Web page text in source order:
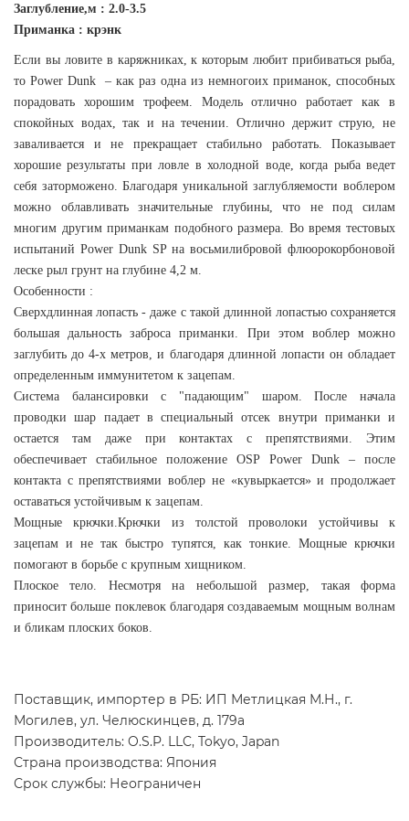
Заглубление,м : 2.0-3.5
Приманка : крэнк
Если вы ловите в каряжниках, к которым любит прибиваться рыба,
то Power Dunk – как раз одна из немногоих приманок, способных
порадовать хорошим трофеем. Модель отлично работает как в
спокойных водах, так и на течении. Отлично держит струю, не
заваливается и не прекращает стабильно работать. Показывает
хорошие результаты при ловле в холодной воде, когда рыба ведет
себя заторможено. Благодаря уникальной заглубляемости воблером
можно облавливать значительные глубины, что не под силам
многим другим приманкам подобного размера. Во время тестовых
испытаний Power Dunk SP на восьмилибровой флюорокорбоновой
леске рыл грунт на глубине 4,2 м.
Особенности :
Сверхдлинная лопасть - даже с такой длинной лопастью сохраняется
большая дальность заброса приманки. При этом воблер можно
заглубить до 4-х метров, и благодаря длинной лопасти он обладает
определенным иммунитетом к зацепам.
Система балансировки с "падающим" шаром. После начала
проводки шар падает в специальный отсек внутри приманки и
остается там даже при контактах с препятствиями. Этим
обеспечивает стабильное положение OSP Power Dunk – после
контакта с препятствиями воблер не «кувыркается» и продолжает
оставаться устойчивым к зацепам.
Мощные крючки.Крючки из толстой проволоки устойчивы к
зацепам и не так быстро тупятся, как тонкие. Мощные крючки
помогают в борьбе с крупным хищником.
Плоское тело. Несмотря на небольшой размер, такая форма
приносит больше поклевок благодаря создаваемым мощным волнам
и бликам плоских боков.
Поставщик, импортер в РБ: ИП Метлицкая М.Н., г.
Могилев, ул. Челюскинцев, д. 179а
Производитель: O.S.P. LLC, Tokyo, Japan
Страна производства: Япония
Срок службы: Неограничен